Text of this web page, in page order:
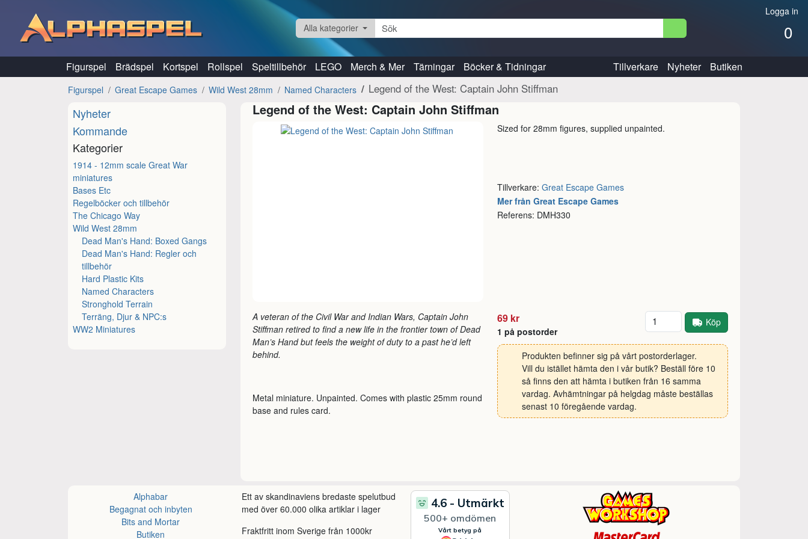
Logga in
0
Alla kategorier
Figurspel Brädspel Kortspel Rollspel Speltillbehör LEGO Merch & Mer Tärningar Böcker & Tidningar Tillverkare Nyheter Butiken
Figurspel Great Escape Games Wild West 28mm Named Characters Legend of the West: Captain John Stiffman
Nyheter
Kommande
Kategorier
1914 - 12mm scale Great War
miniatures
Bases Etc
Regelböcker och tillbehör
The Chicago Way
Wild West 28mm
Dead Man's Hand: Boxed Gangs
Dead Man's Hand: Regler och
tillbehör
Hard Plastic Kits
Named Characters
Stronghold Terrain
Terräng, Djur & NPC:s
WW2 Miniatures
Legend of the West: Captain John Stiffman
Sized for 28mm figures, supplied unpainted.
Tillverkare: Great Escape Games
Mer från Great Escape Games
Referens: DMH330
A veteran of the Civil War and Indian Wars, Captain John
Stiffman retired to find a new life in the frontier town of Dead
Man’s Hand but feels the weight of duty to a past he’d left
behind.
Metal miniature. Unpainted. Comes with plastic 25mm round
base and rules card.
69 kr
1 på postorder
Antal Köp
Produkten befinner sig på vårt postorderlager.
Vill du istället hämta den i vår butik? Beställ före 10
så finns den att hämta i butiken från 16 samma
vardag. Avhämtningar på helgdag måste beställas
senast 10 föregående vardag.
Alphabar
Begagnat och inbyten
Bits and Mortar
Butiken
Ett av skandinaviens bredaste spelutbud
med över 60.000 olika artiklar i lager
Fraktfritt inom Sverige från 1000kr